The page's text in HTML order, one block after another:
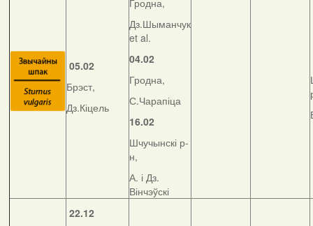
05.02
Брэст,
Дз.Кіцель
Гродна,
Дз.Шыманчук
et al.
04.02
Гродна,
С.Чарапіца
16.02
Шчучынскі р-
н,
А. і Дз.
Вінчэўскі
22.12